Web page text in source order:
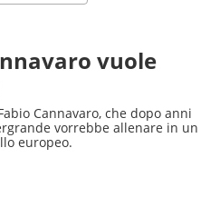
vuole
Cannavaro, che dopo anni
vorrebbe allenare in un
europeo.